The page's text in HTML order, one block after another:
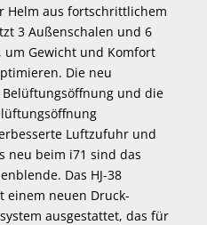
Helm aus fortschrittlichem
3 Außenschalen und 6
um Gewicht und Komfort
Die neu
und die
Luftzufuhr und
neu beim i71 sind das
Das HJ-38
einem neuen Druck-
ausgestattet, das für